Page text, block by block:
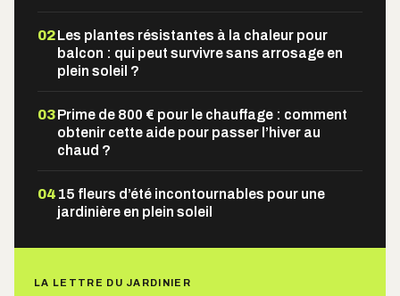
02Les plantes résistantes à la chaleur pour
balcon : qui peut survivre sans arrosage en
plein soleil ?
03Prime de 800 € pour le chauffage : comment
obtenir cette aide pour passer l’hiver au
chaud ?
04 15 fleurs d’été incontournables pour une
jardinière en plein soleil
LA LETTRE DU JARDINIER